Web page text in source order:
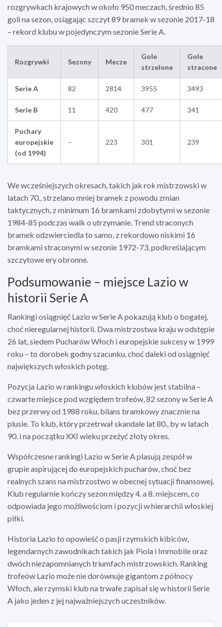
rozgrywkach krajowych w około 950 meczach, średnio 85
goli na sezon, osiągając szczyt 89 bramek w sezonie 2017-18
– rekord klubu w pojedynczym sezonie Serie A.
Rozgrywki Sezony Mecze
Gole
strzelone
Gole
stracone
Serie A 82 2814 3955 3493
Serie B 11 420 477 341
Puchary
europejskie
(od 1994)
– 223 301 239
We wcześniejszych okresach, takich jak rok mistrzowski w
latach 70., strzelano mniej bramek z powodu zmian
taktycznych, z minimum 16 bramkami zdobytymi w sezonie
1984-85 podczas walk o utrzymanie. Trend straconych
bramek odzwierciedla to samo, z rekordowo niskimi 16
bramkami straconymi w sezonie 1972-73, podkreślającym
szczytowe ery obronne.
Podsumowanie – miejsce Lazio w
historii Serie A
Rankingi osiągnięć Lazio w Serie A pokazują klub o bogatej,
choć nieregularnej historii. Dwa mistrzostwa kraju w odstępie
26 lat, siedem Pucharów Włoch i europejskie sukcesy w 1999
roku – to dorobek godny szacunku, choć daleki od osiągnięć
największych włoskich potęg.
Pozycja Lazio w rankingu włoskich klubów jest stabilna –
czwarte miejsce pod względem trofeów, 82 sezony w Serie A
bez przerwy od 1988 roku, bilans bramkowy znacznie na
plusie. To klub, który przetrwał skandale lat 80., by w latach
90. i na początku XXI wieku przeżyć złoty okres.
Współczesne rankingi Lazio w Serie A plasują zespół w
grupie aspirującej do europejskich pucharów, choć bez
realnych szans na mistrzostwo w obecnej sytuacji finansowej.
Klub regularnie kończy sezon między 4. a 8. miejscem, co
odpowiada jego możliwościom i pozycji w hierarchii włoskiej
piłki.
Historia Lazio to opowieść o pasji rzymskich kibiców,
legendarnych zawodnikach takich jak Piola i Immobile oraz
dwóch niezapomnianych triumfach mistrzowskich. Ranking
trofeów Lazio może nie dorównuje gigantom z północy
Włoch, ale rzymski klub na trwałe zapisał się w historii Serie
A jako jeden z jej najważniejszych uczestników.